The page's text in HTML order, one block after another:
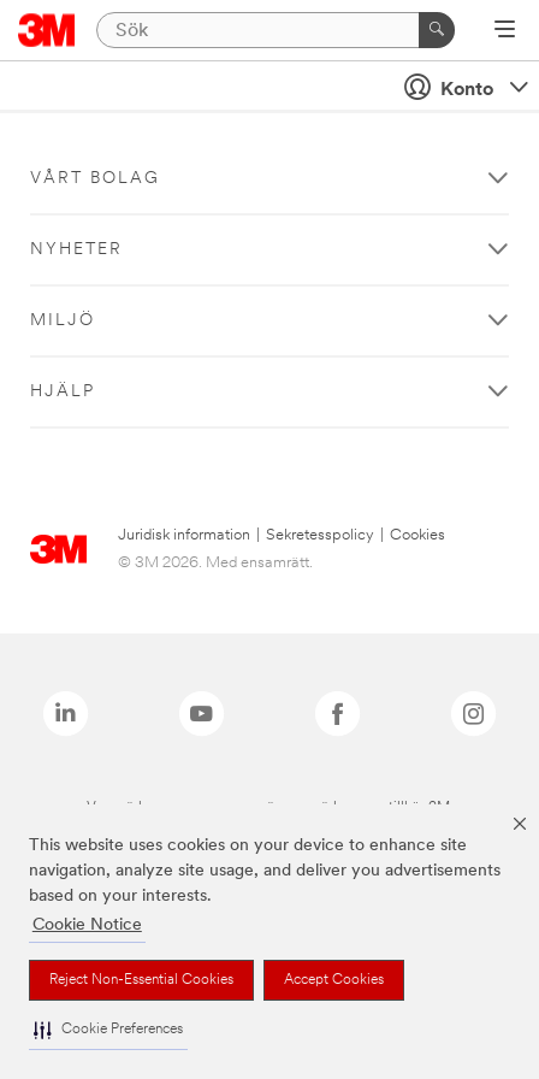
This website uses cookies on your device to enhance site
navigation, analyze site usage, and deliver you advertisements
based on your interests.
Cookie Notice
Reject Non-Essential Cookies Accept Cookies
Cookie Preferences
Konto
VÅRT BOLAG
NYHETER
MILJÖ
HJÄLP
Juridisk information Sekretesspolicy
Cookies
© 3M 2026. Med ensamrätt.
Varumärken som anges ovan är varumärken som tillhör 3M.